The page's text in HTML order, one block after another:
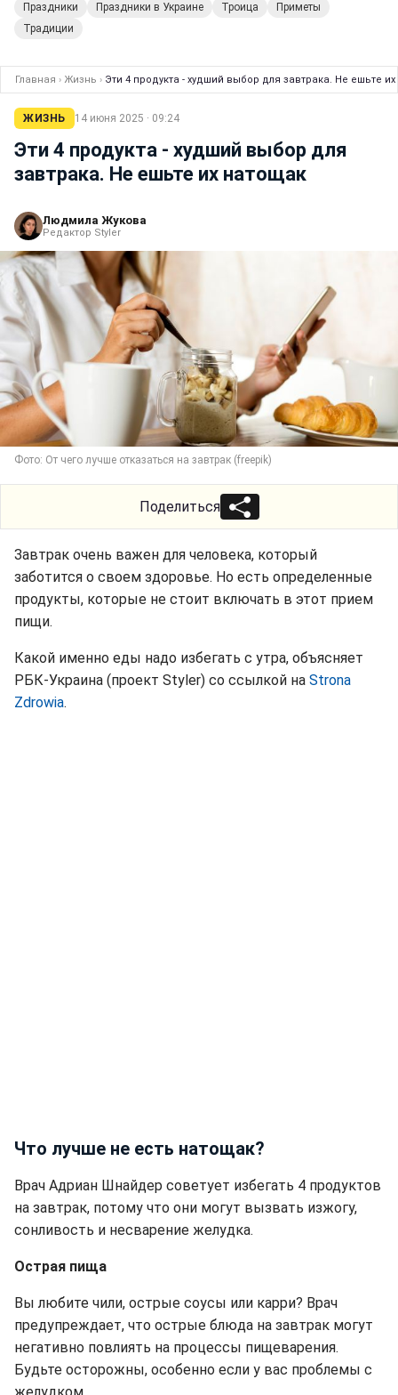
Праздники Праздники в Украине Троица
Приметы
Традиции
Главная › Жизнь › Эти 4 продукта - худший выбор для завтрака. Не ешьте
ЖИЗНЬ 14 июня 2025 · 09:24
Эти 4 продукта - худший выбор для
завтрака. Не ешьте их натощак
Людмила Жукова
Редактор Styler
Фото: От чего лучше отказаться на завтрак (freepik)
Поделиться
Завтрак очень важен для человека, который
заботится о своем здоровье. Но есть определенные
продукты, которые не стоит включать в этот прием
пищи.
Какой именно еды надо избегать с утра, объясняет
РБК-Украина (проект Styler) со ссылкой на Strona
Zdrowia.
Что лучше не есть натощак?
Врач Адриан Шнайдер советует избегать 4 продуктов
на завтрак, потому что они могут вызвать изжогу,
сонливость и несварение желудка.
Острая пища
Вы любите чили, острые соусы или карри? Врач
предупреждает, что острые блюда на завтрак могут
негативно повлиять на процессы пищеварения.
Будьте осторожны, особенно если у вас проблемы с